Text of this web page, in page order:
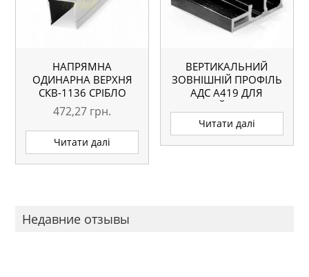
НАПРЯМНА
ОДИНАРНА ВЕРХНЯ
СКВ-1136 СРІБЛО
L=5.1М ОРИГІНАЛ
472,27 грн.
Читати далі
ВЕРТИКАЛЬНИЙ
ЗОВНІШНІЙ ПРОФІЛЬ
АДС А419 ДЛЯ
ДВЕРЕЙ UP-LINE
Читати далі
Недавние отзывы